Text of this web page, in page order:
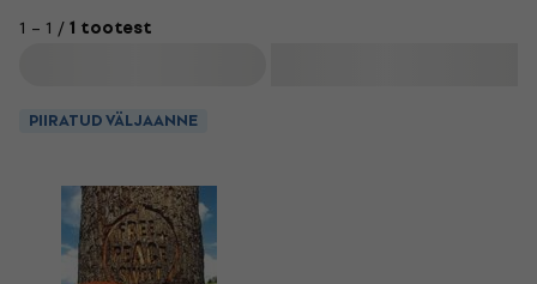
1 – 1 /1 tootest
PIIRATUD VÄLJAANNE